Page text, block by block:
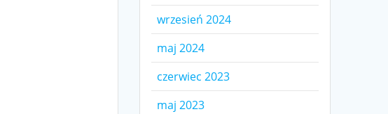
wrzesień 2024
maj 2024
czerwiec 2023
maj 2023